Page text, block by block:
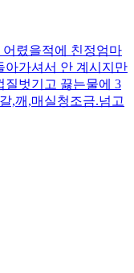
렸을적에 친정엄마
아가셔서 안 계시지만
질벗기고 끓는물에 3
,깨,매실청조금.넘고